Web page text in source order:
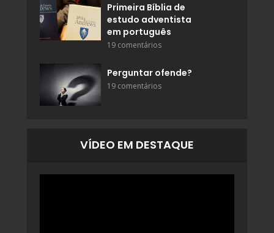
Primeira Bíblia de
estudo adventista
em português
19 comentários
Perguntar ofende?
19 comentários
VÍDEO EM DESTAQUE